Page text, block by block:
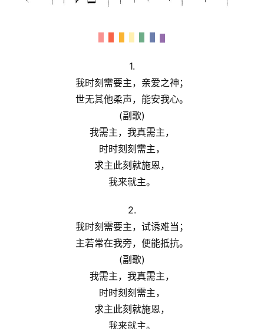
注册
1.
我时刻需要主，亲爱之神；
世无其他柔声，能安我心。
(副歌)
我需主，我真需主，
时时刻刻需主，
求主此刻就施恩，
我来就主。
2.
我时刻需要主，试诱难当；
主若常在我旁，便能抵抗。
(副歌)
我需主，我真需主，
时时刻刻需主，
求主此刻就施恩，
我来就主。